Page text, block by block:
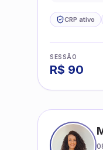
CRP ativo
SESSÃO
R$ 90